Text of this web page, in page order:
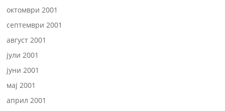
октомври 2001
септември 2001
август 2001
јули 2001
јуни 2001
мај 2001
април 2001